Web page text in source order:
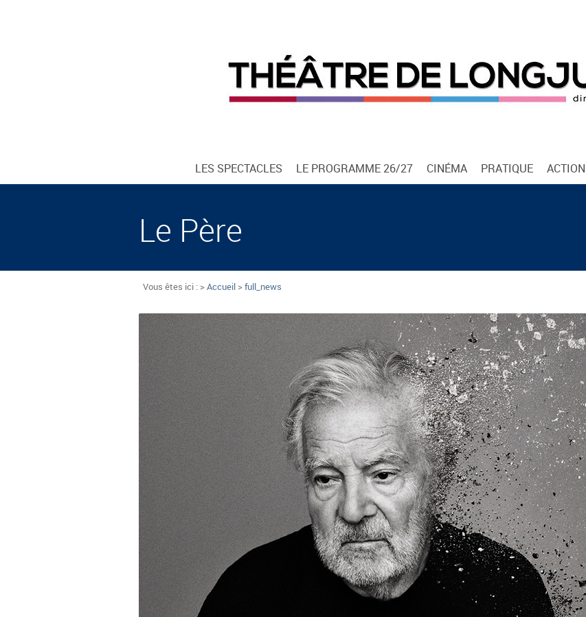
LES SPECTACLES LE PROGRAMME 26/27 CINÉMA PRATIQUE
Le Père
Vous êtes ici : >Accueil >full_news